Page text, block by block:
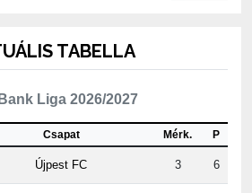
Liga 2026/2027
Csapat
Újpest FC 3 6
Puskás Akadémia FC 3 6